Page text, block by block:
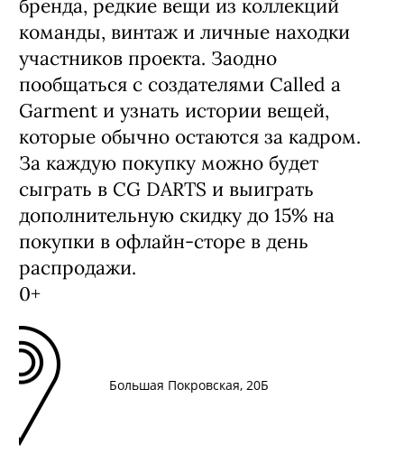
бренда, редкие вещи из коллекций
команды, винтаж и личные находки
участников проекта. Заодно
пообщаться с создателями Called a
Garment и узнать истории вещей,
которые обычно остаются за кадром.
За каждую покупку можно будет
сыграть в CG DARTS и выиграть
дополнительную скидку до 15% на
покупки в офлайн-сторе в день
распродажи.
0+
Большая Покровская, 20Б